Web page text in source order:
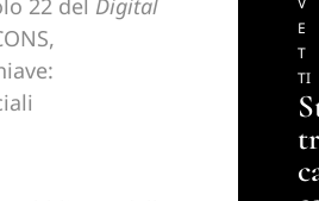
22 del Digital
E
T
TI